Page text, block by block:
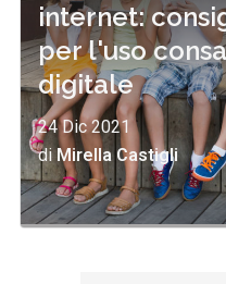
internet:
per l'uso
digitale
24 Dic 2021
diMirella Castigli